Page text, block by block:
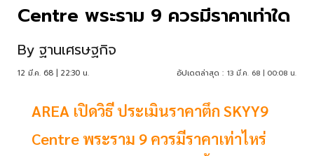
Centre พระราม 9 ควรมีราคาเท่าใด
By ฐานเศรษฐกิจ
12 มี.ค. 68 | 22:30 น. อัปเดตล่าสุด : 13 มี.ค. 68 | 00:08 น.
AREA เปิดวิธี ประเมินราคาตึก SKYY9
Centre พระราม 9 ควรมีราคาเท่าไหร่